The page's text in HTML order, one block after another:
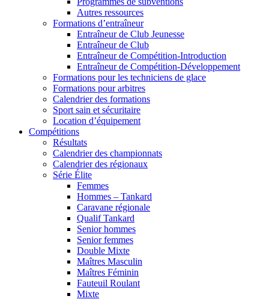
Autres ressources
Formations d’entraîneur
Entraîneur de Club Jeunesse
Entraîneur de Club
Entraîneur de Compétition-Introduction
Entraîneur de Compétition-Développement
Formations pour les techniciens de glace
Formations pour arbitres
Calendrier des formations
Sport sain et sécuritaire
Location d’équipement
Compétitions
Résultats
Calendrier des championnats
Calendrier des régionaux
Série Élite
Femmes
Hommes – Tankard
Caravane régionale
Qualif Tankard
Senior hommes
Senior femmes
Double Mixte
Maîtres Masculin
Maîtres Féminin
Fauteuil Roulant
Mixte